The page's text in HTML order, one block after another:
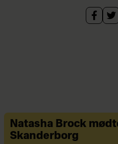
Natasha Brock
Skanderborg